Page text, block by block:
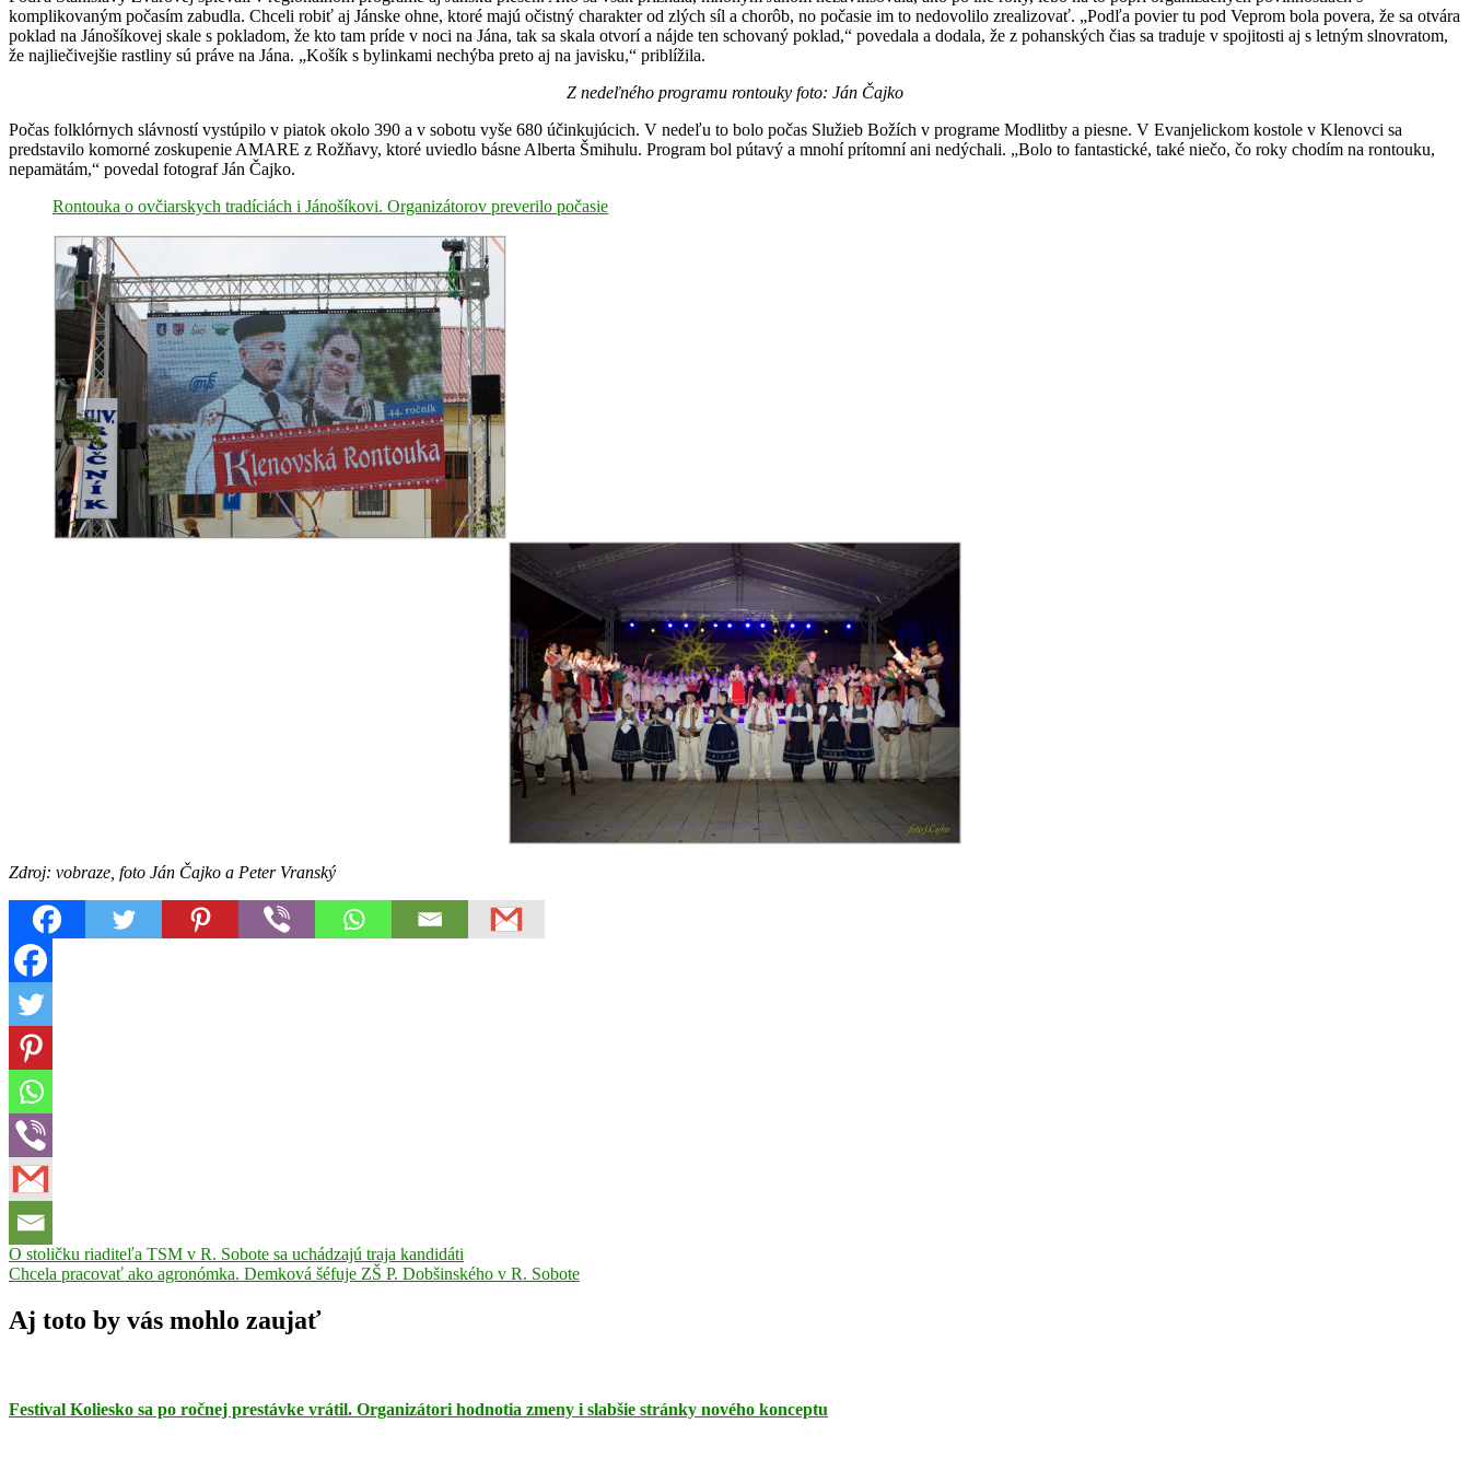
komplikovaným počasím zabudla. Chceli robiť aj Jánske ohne, ktoré majú očistný charakter od zlých síl a chorôb, no počasie im to nedovolilo zrealizovať. „Podľa povier tu pod Veprom bola povera, že sa otvára
poklad na Jánošíkovej skale s pokladom, že kto tam príde v noci na Jána, tak sa skala otvorí a nájde ten schovaný poklad,“ povedala a dodala, že z pohanských čias sa traduje v spojitosti aj s letným slnovratom,
že najliečivejšie rastliny sú práve na Jána. „Košík s bylinkami nechýba preto aj na javisku,“ priblížila.
Z nedeľného programu rontouky foto: Ján Čajko
Počas folklórnych slávností vystúpilo v piatok okolo 390 a v sobotu vyše 680 účinkujúcich. V nedeľu to bolo počas Služieb Božích v programe Modlitby a piesne. V Evanjelickom kostole v Klenovci sa
predstavilo komorné zoskupenie AMARE z Rožňavy, ktoré uviedlo básne Alberta Šmihulu. Program bol pútavý a mnohí prítomní ani nedýchali. „Bolo to fantastické, také niečo, čo roky chodím na rontouku,
nepamätám,“ povedal fotograf Ján Čajko.
Rontouka o ovčiarskych tradíciách i Jánošíkovi. Organizátorov preverilo počasie
Zdroj: vobraze, foto Ján Čajko a Peter Vranský
Navigácia
v
článku
Previous
Post:
O stoličku riaditeľa TSM v R. Sobote sa uchádzajú traja kandidáti
Next
Chcela pracovať ako agronómka. Demková šéfuje ZŠ P. Dobšinského v R. Sobote
Aj toto by vás mohlo zaujať
Festival Koliesko sa po ročnej prestávke vrátil. Organizátori hodnotia zmeny i slabšie stránky nového konceptu